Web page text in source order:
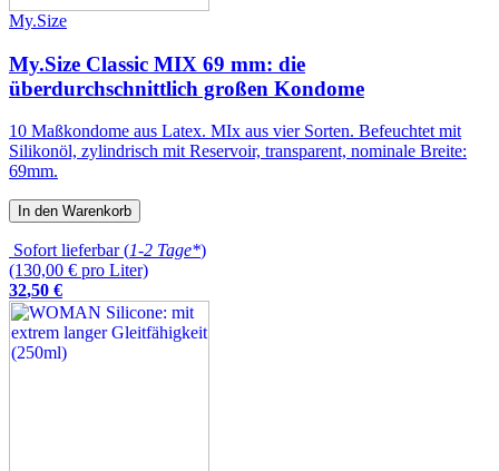
My.Size
My.Size Classic MIX 69 mm: die
überdurchschnittlich großen Kondome
10 Maßkondome aus Latex. MIx aus vier Sorten. Befeuchtet mit
Silikonöl, zylindrisch mit Reservoir, transparent, nominale Breite:
69mm.
In den Warenkorb
Sofort lieferbar (1-2 Tage*)
(130,00 € pro Liter)
32,50 €